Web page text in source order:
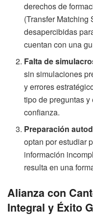
derechos de
(Transfer Matching
desapercibidas
cuentan con una
Falta de
sin simulaciones
y errores
tipo de preguntas
confianza.
Preparación
optan por estudiar
información
resulta en una
Alianza con
Integral y Éxito